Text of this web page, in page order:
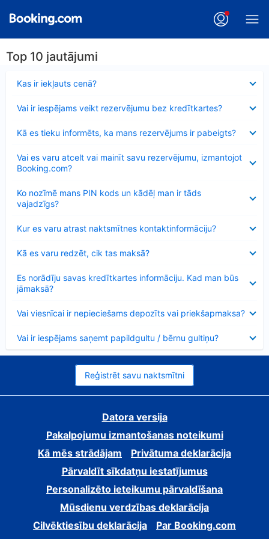
Top 10 jautājumi
Kas ir iekļauts cenā?
Vai ir iespējams veikt rezervējumu bez kredītkartes?
Kā es tieku informēts, ka mans rezervējums ir pabeigts?
Vai es varu atcelt vai mainīt savu rezervējumu, izmantojot
Booking.com?
Ko nozīmē mans PIN kods un kādēļ man ir tāds
vajadzīgs?
Kur es varu atrast naktsmītnes kontaktinformāciju?
Kā es varu redzēt, cik tas maksā?
Es norādīju savas kredītkartes informāciju. Kad man būs
jāmaksā?
Vai viesnīcai ir nepieciešams depozīts vai priekšapmaksa?
Vai ir iespējams saņemt papildgultu / bērnu gultiņu?
Reģistrēt savu naktsmītni
Datora versija
Pakalpojumu izmantošanas noteikumi
Kā mēs strādājam
Privātuma deklarācija
Pārvaldīt sīkdatņu iestatījumus
Personalizēto ieteikumu pārvaldīšana
Mūsdienu verdzības deklarācija
Cilvēktiesību deklarācija
Par Booking.com